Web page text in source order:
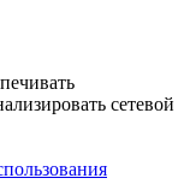
сетевой